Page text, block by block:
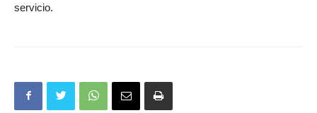
servicio.